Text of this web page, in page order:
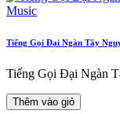
Tiếng Gọi Đại Ngàn Tây
Tiếng Gọi Đại Ngàn
Thêm vào giỏ